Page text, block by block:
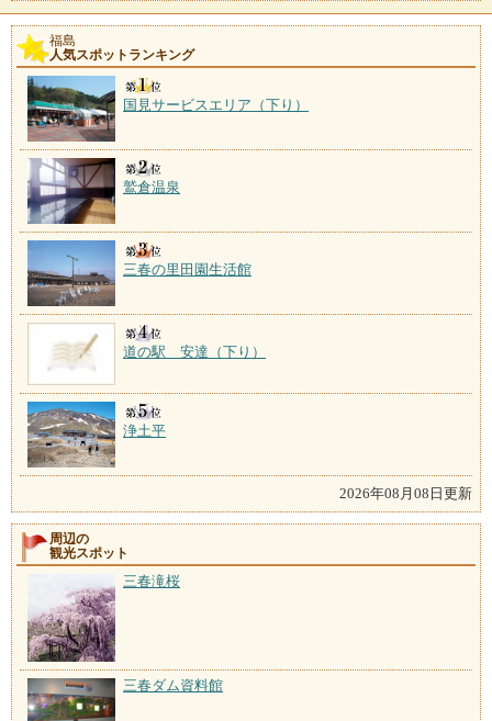
福島
人気スポットランキング
国見サービスエリア（下り）
鷲倉温泉
三春の里田園生活館
道の駅 安達（下り）
浄土平
2026年08月08日更新
周辺の
観光スポット
三春滝桜
三春ダム資料館